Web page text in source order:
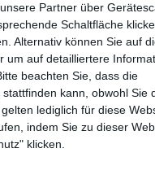
Partner über
Schaltfläche
Alternativ können Sie auf
um auf detailliertere
beachten Sie, dass die
kann, obwohl Sie
lediglich für diese
indem Sie zu dieser
klicken.
Reddit